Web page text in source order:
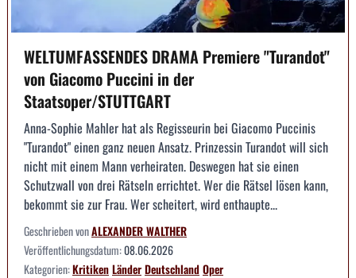
WELTUMFASSENDES DRAMA Premiere "Turandot"
von Giacomo Puccini in der
Staatsoper/STUTTGART
Anna-Sophie Mahler hat als Regisseurin bei Giacomo Puccinis
"Turandot" einen ganz neuen Ansatz. Prinzessin Turandot will sich
nicht mit einem Mann verheiraten. Deswegen hat sie einen
Schutzwall von drei Rätseln errichtet. Wer die Rätsel lösen kann,
bekommt sie zur Frau. Wer scheitert, wird enthaupte...
Geschrieben vonALEXANDER WALTHER
Veröffentlichungsdatum:08.06.2026
Kategorien:KritikenLänderDeutschlandOper